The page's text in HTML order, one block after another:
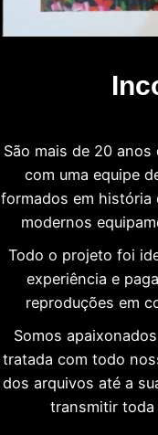
São mais de 20
com uma equipe
formados em história
modernos
Todo o projeto foi
experiência e
reproduções em
Somos
tratada com todo
dos arquivos até a
transmitir toda